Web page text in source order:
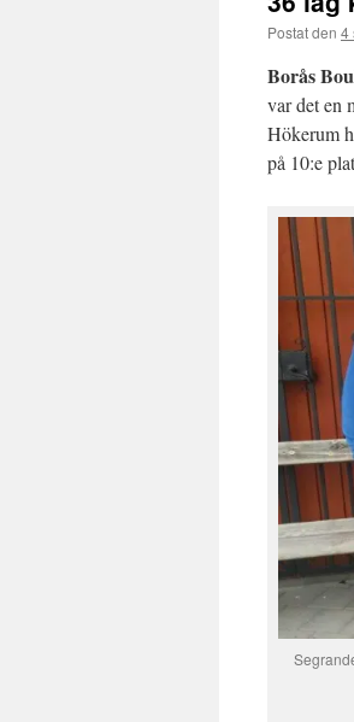
Postat den 4
Borås
var det en
Hökerum
på 10:e